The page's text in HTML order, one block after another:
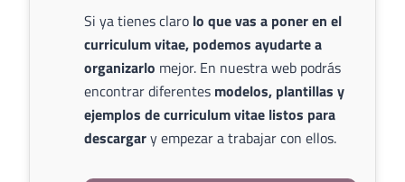
Si ya tienes claro lo que vas a poner en el
curriculum vitae, podemos ayudarte a
organizarlo mejor. En nuestra web podrás
encontrar diferentes modelos, plantillas y
ejemplos de curriculum vitae listos para
descargary empezar a trabajar con ellos.